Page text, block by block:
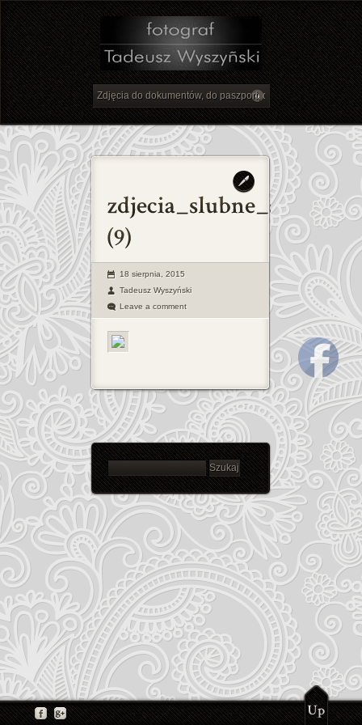
18 sierpnia, 2015
Tadeusz Wyszyński
Leave a comment